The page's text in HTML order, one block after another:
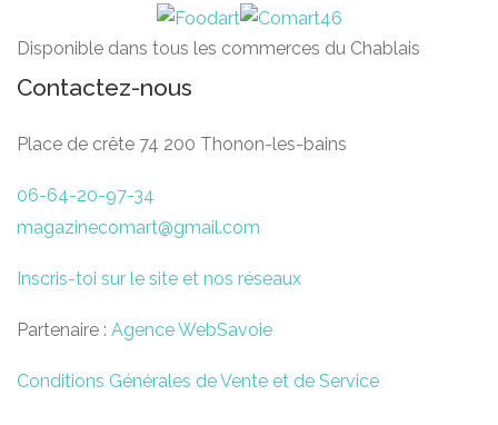
Disponible dans tous les commerces du Chablais
Contactez-nous
Place de crête 74 200 Thonon-les-bains
06-64-20-97-34
magazinecomart@gmail.com
Inscris-toi sur le site et nos réseaux
Partenaire : Agence WebSavoie
Conditions Générales de Vente et de Service